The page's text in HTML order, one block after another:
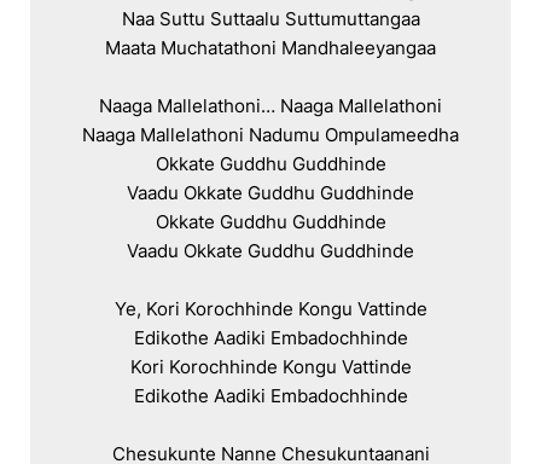
Naa Suttu Suttaalu Suttumuttangaa
Maata Muchatathoni Mandhaleeyangaa
Naaga Mallelathoni… Naaga Mallelathoni
Naaga Mallelathoni Nadumu Ompulameedha
Okkate Guddhu Guddhinde
Vaadu Okkate Guddhu Guddhinde
Okkate Guddhu Guddhinde
Vaadu Okkate Guddhu Guddhinde
Ye, Kori Korochhinde Kongu Vattinde
Edikothe Aadiki Embadochhinde
Kori Korochhinde Kongu Vattinde
Edikothe Aadiki Embadochhinde
Chesukunte Nanne Chesukuntaanani